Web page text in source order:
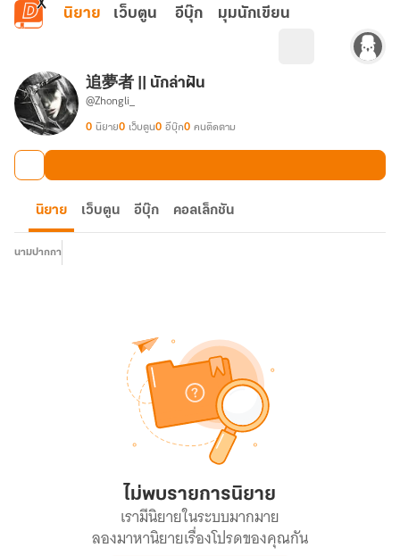
ข้ามไปยังเนื้อหาหลัก
นิยาย เว็บตูน อีบุ๊ก มุมนักเขียน
追夢者 || นักล่าฝัน
@Zhongli_
0 นิยาย0 เว็บตูน0 อีบุ๊ก0 คนติดตาม
นิยาย เว็บตูน อีบุ๊ก คอลเล็กชัน
นามปากกา
ไม่พบรายการนิยาย
เรามีนิยายในระบบมากมาย
ลองมาหานิยายเรื่องโปรดของคุณกัน